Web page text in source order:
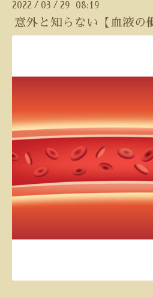
2022 / 03 / 29 08:19
意外と知らない【血液の